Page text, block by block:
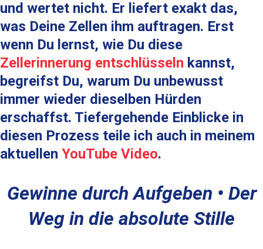
und wertet nicht. Er liefert exakt das,
was Deine Zellen ihm auftragen. Erst
wenn Du lernst, wie Du diese
Zellerinnerung entschlüsseln kannst,
begreifst Du, warum Du unbewusst
immer wieder dieselben Hürden
erschaffst. Tiefergehende Einblicke in
diesen Prozess teile ich auch in meinem
aktuellen YouTube Video.
Gewinne durch Aufgeben • Der
Weg in die absolute Stille